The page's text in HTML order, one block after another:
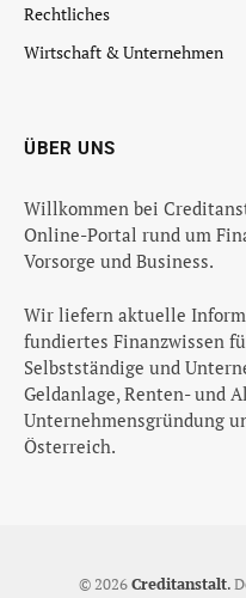
Rechtliches
Wirtschaft & Unternehmen
ÜBER UNS
Willkommen bei
Online-Portal rund um
Vorsorge und Business.
Wir liefern aktuelle
fundiertes Finanzwissen
Selbstständige und
Geldanlage, Renten- und
Unternehmensgründung
Österreich.
© 2026Creditanstalt.